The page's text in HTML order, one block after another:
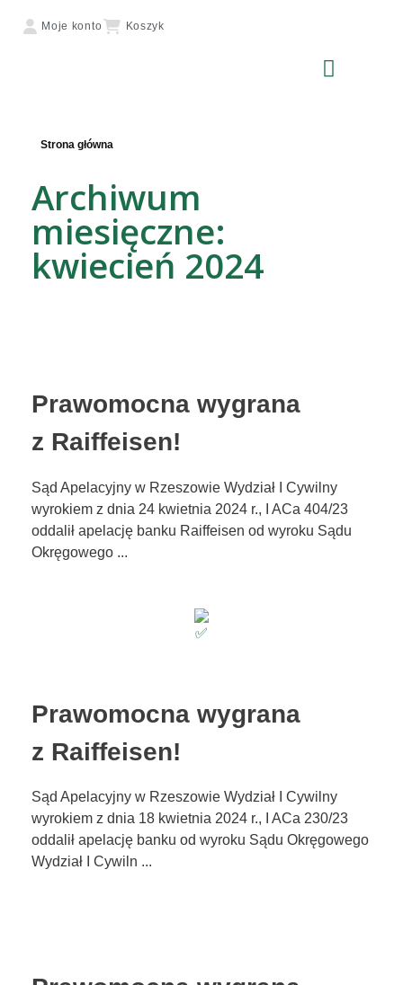
Moje konto Koszyk
Strona główna
Archiwum
miesięczne:
kwiecień 2024
Prawomocna wygrana
z Raiffeisen!
Sąd Apelacyjny w Rzeszowie Wydział I Cywilny
wyrokiem z dnia 24 kwietnia 2024 r., I ACa 404/23
oddalił apelację banku Raiffeisen od wyroku Sądu
Okręgowego ...
Prawomocna wygrana
z Raiffeisen!
Sąd Apelacyjny w Rzeszowie Wydział I Cywilny
wyrokiem z dnia 18 kwietnia 2024 r., I ACa 230/23
oddalił apelację banku od wyroku Sądu Okręgowego
Wydział I Cywiln ...